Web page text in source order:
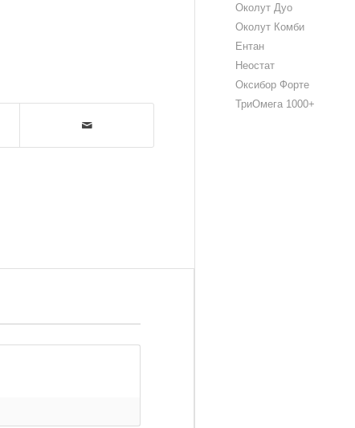
Околут Дуо
Околут Комби
Ентан
Неостат
Оксибор Форте
ТриОмега 1000+